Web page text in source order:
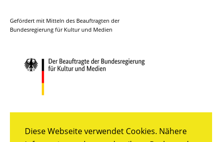
Diese Webseite verwendet Cookies. Nähere
Gefördert mit Mitteln des Beauftragten der
Bundesregierung für Kultur und Medien